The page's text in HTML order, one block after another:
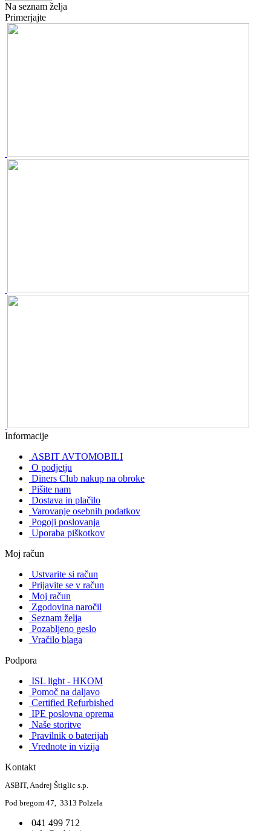
Na seznam želja
Primerjajte
Informacije
ASBIT AVTOMOBILI
O podjetju
Diners Club nakup na obroke
Pišite nam
Dostava in plačilo
Varovanje osebnih podatkov
Pogoji poslovanja
Uporaba piškotkov
Moj račun
Ustvarite si račun
Prijavite se v račun
Moj račun
Zgodovina naročil
Seznam želja
Pozabljeno geslo
Vračilo blaga
Podpora
ISL light - HKOM
Pomoč na daljavo
Certified Refurbished
IPE poslovna oprema
Naše storitve
Pravilnik o baterijah
Vrednote in vizija
Kontakt
ASBIT, Andrej Štiglic s.p.
Pod bregom 47, 3313 Polzela
041 499 712